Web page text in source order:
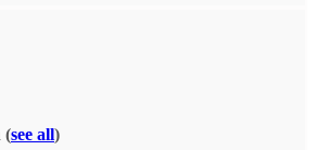
(see all)